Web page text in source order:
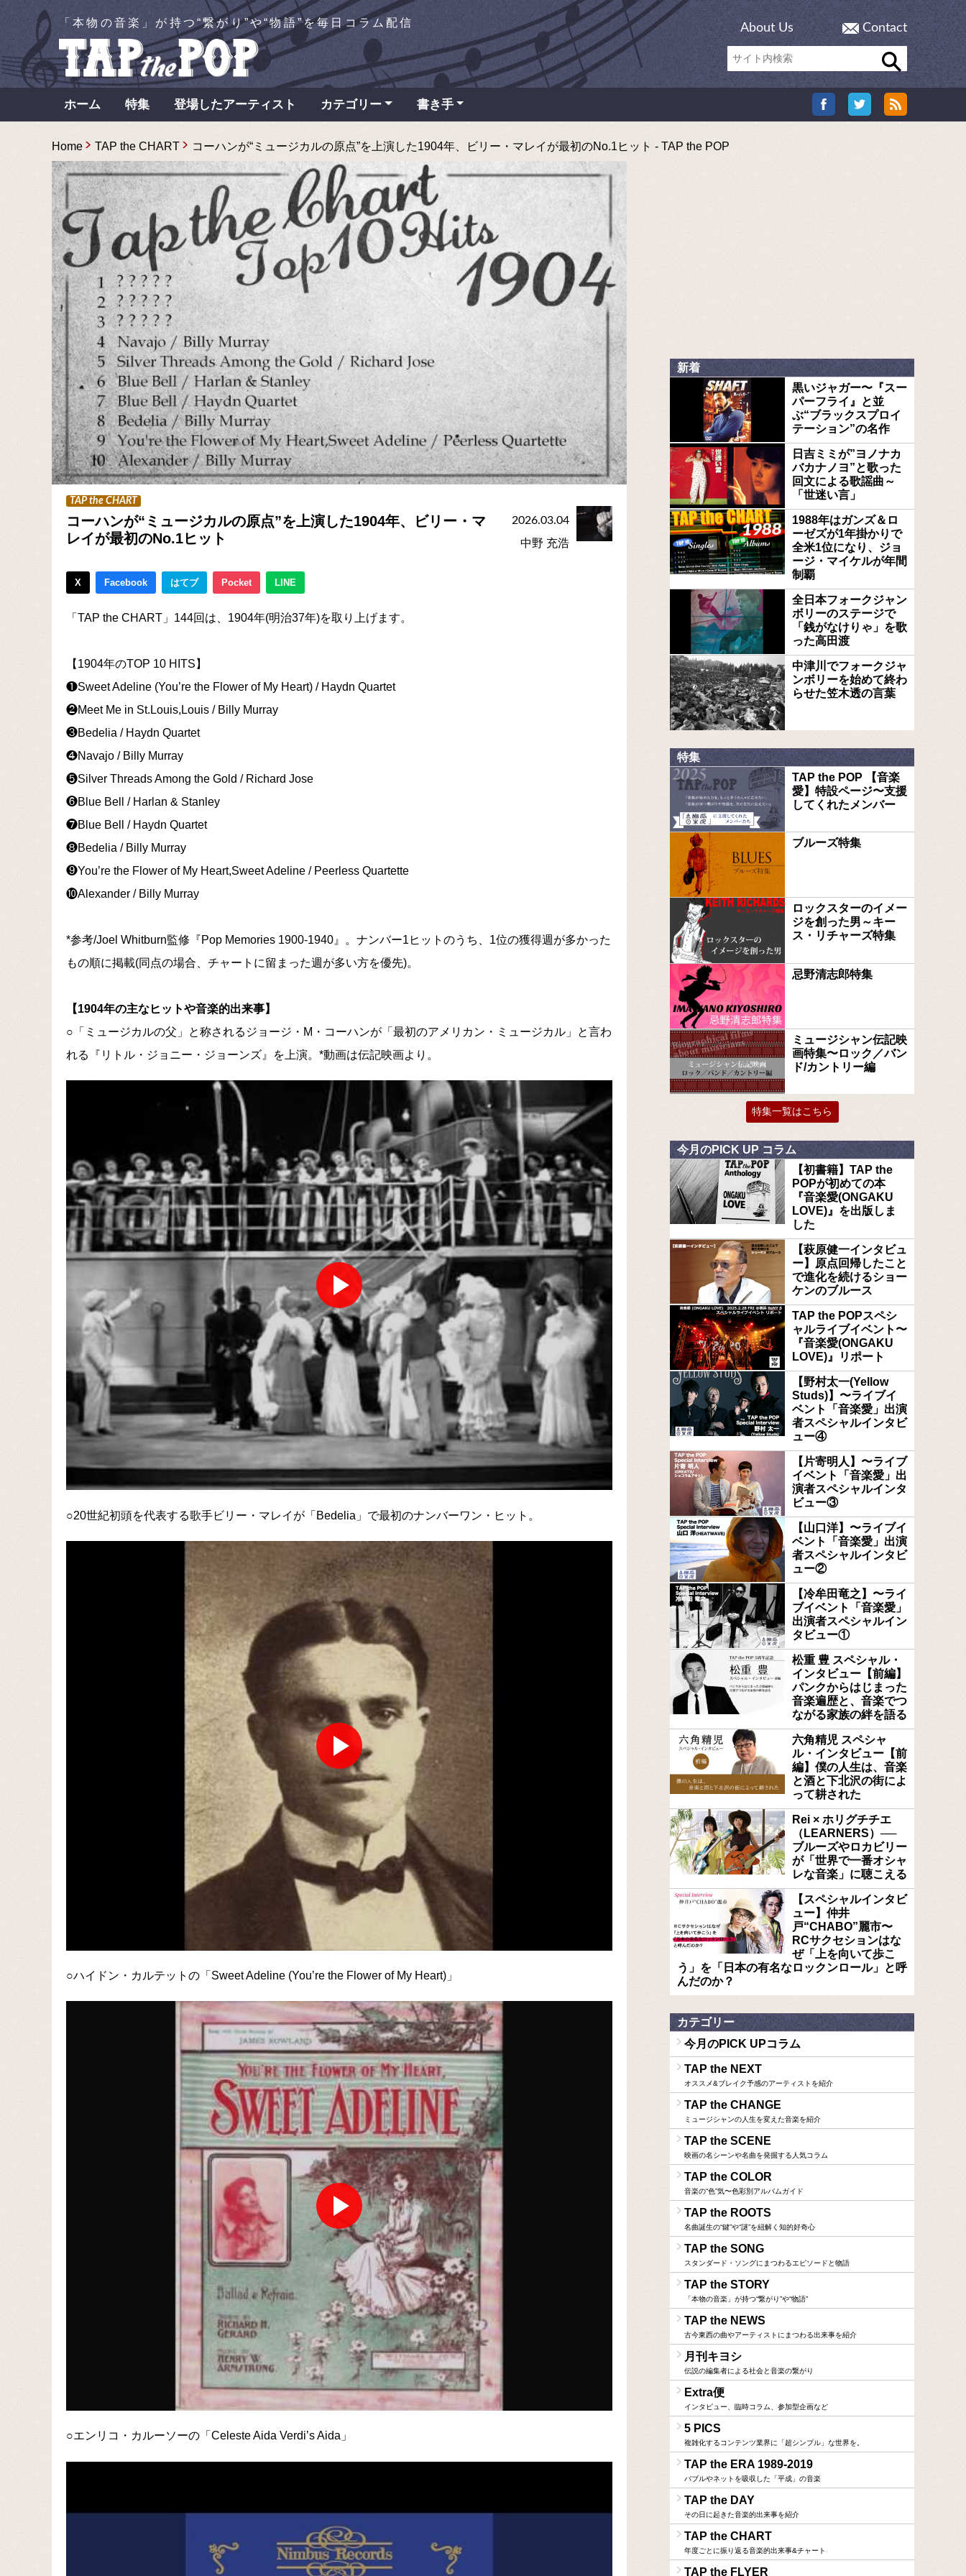
「本物の音楽」が持つ“繋がり”や“物語”を毎日コラム配信 About Us Contact
ホーム 特集 登場したアーティスト カテゴリー 書き手
Home TAP the CHART コーハンが“ミュージカルの原点”を上演した1904年、ビリー・マレイが最初のNo.1ヒット - TAP the POP
TAP the CHART
コーハンが“ミュージカルの原点”を上演した1904年、ビリー・マ
レイが最初のNo.1ヒット
2026.03.04
中野 充浩
X Facebook はてブ Pocket LINE
「TAP the CHART」144回は、1904年(明治37年)を取り上げます。
【1904年のTOP 10 HITS】
❶Sweet Adeline (You’re the Flower of My Heart) / Haydn Quartet
❷Meet Me in St.Louis,Louis / Billy Murray
❸Bedelia / Haydn Quartet
❹Navajo / Billy Murray
❺Silver Threads Among the Gold / Richard Jose
❻Blue Bell / Harlan & Stanley
❼Blue Bell / Haydn Quartet
❽Bedelia / Billy Murray
❾You’re the Flower of My Heart,Sweet Adeline / Peerless Quartette
❿Alexander / Billy Murray
*参考/Joel Whitburn監修『Pop Memories 1900-1940』。ナンバー1ヒットのうち、1位の獲得週が多かった
もの順に掲載(同点の場合、チャートに留まった週が多い方を優先)。
【1904年の主なヒットや音楽的出来事】
○「ミュージカルの父」と称されるジョージ・M・コーハンが「最初のアメリカン・ミュージカル」と言わ
れる『リトル・ジョニー・ジョーンズ』を上演。*動画は伝記映画より。
○20世紀初頭を代表する歌手ビリー・マレイが「Bedelia」で最初のナンバーワン・ヒット。
○ハイドン・カルテットの「Sweet Adeline (You’re the Flower of My Heart)」
○エンリコ・カルーソーの「Celeste Aida Verdi’s Aida」
新着
黒いジャガー〜『スー
パーフライ』と並
ぶ“ブラックスプロイ
テーション”の名作
日吉ミミが”ヨノナカ
バカナノヨ”と歌った
回文による歌謡曲～
「世迷い言」
1988年はガンズ＆ロ
ーゼズが1年掛かりで
全米1位になり、ジョ
ージ・マイケルが年間
制覇
全日本フォークジャン
ボリーのステージで
「銭がなけりゃ」を歌
った高田渡
中津川でフォークジャ
ンボリーを始めて終わ
らせた笠木透の言葉
特集
TAP the POP 【音楽
愛】特設ページ〜支援
してくれたメンバー
ブルーズ特集
ロックスターのイメー
ジを創った男～キー
ス・リチャーズ特集
忌野清志郎特集
ミュージシャン伝記映
画特集〜ロック／バン
ド/カントリー編
特集一覧はこちら
今月のPICK UP コラム
【初書籍】TAP the
POPが初めての本
『音楽愛(ONGAKU
LOVE)』を出版しま
した
【萩原健一インタビュ
ー】原点回帰したこと
で進化を続けるショー
ケンのブルース
TAP the POPスペシ
ャルライブイベント〜
『音楽愛(ONGAKU
LOVE)』リポート
【野村太一(Yellow
Studs)】〜ライブイ
ベント「音楽愛」出演
者スペシャルインタビ
ュー④
【片寄明人】〜ライブ
イベント「音楽愛」出
演者スペシャルインタ
ビュー③
【山口洋】〜ライブイ
ベント「音楽愛」出演
者スペシャルインタビ
ュー②
【冷牟田竜之】〜ライ
ブイベント「音楽愛」
出演者スペシャルイン
タビュー①
松重 豊 スペシャル・
インタビュー【前編】
パンクからはじまった
音楽遍歴と、音楽でつ
ながる家族の絆を語る
六角精児 スペシャ
ル・インタビュー【前
編】僕の人生は、音楽
と酒と下北沢の街によ
って耕された
Rei × ホリグチチエ
（LEARNERS）──
ブルーズやロカビリー
が「世界で一番オシャ
レな音楽」に聴こえる
【スペシャルインタビ
ュー】仲井
戸“CHABO”麗市〜
RCサクセションはな
ぜ「上を向いて歩こ
う」を「日本の有名なロックンロール」と呼
んだのか？
カテゴリー
今月のPICK UPコラム
TAP the NEXT
オススメ&ブレイク予感のアーティストを紹介
TAP the CHANGE
ミュージシャンの人生を変えた音楽を紹介
TAP the SCENE
映画の名シーンや名曲を発掘する人気コラム
TAP the COLOR
音楽の“色”気〜色彩別アルバムガイド
TAP the ROOTS
名曲誕生の“鍵”や“謎”を紐解く知的好奇心
TAP the SONG
スタンダード・ソングにまつわるエピソードと物語
TAP the STORY
「本物の音楽」が持つ“繋がり”や“物語”
TAP the NEWS
古今東西の曲やアーティストにまつわる出来事を紹介
月刊キヨシ
伝説の編集者による社会と音楽の繋がり
Extra便
インタビュー、臨時コラム、参加型企画など
5 PICS
複雑化するコンテンツ業界に「超シンプル」な世界を。
TAP the ERA 1989-2019
バブルやネットを吸収した「平成」の音楽
TAP the DAY
その日に起きた音楽的出来事を紹介
TAP the CHART
年度ごとに振り返る音楽的出来事&チャート
TAP the FLYER